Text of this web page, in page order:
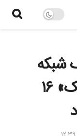
شبکه
آپتیمیزم اعلام شد؛ «بدراک» ۱۶